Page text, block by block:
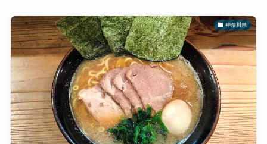
神奈川県